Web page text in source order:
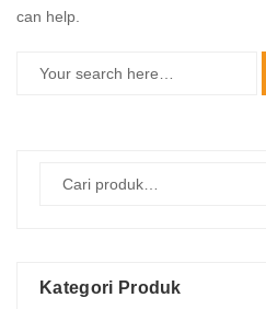
can help.
Kategori Produk